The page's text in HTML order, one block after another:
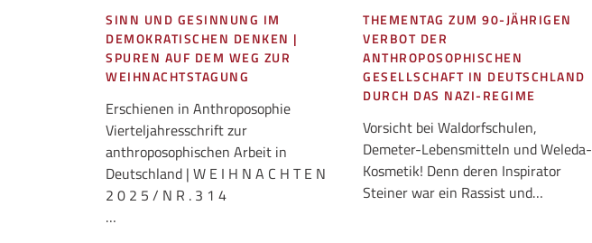
SINN UND GESINNUNG IM
DEMOKRATISCHEN DENKEN |
SPUREN AUF DEM WEG ZUR
WEIHNACHTSTAGUNG
Erschienen in Anthroposophie
Vierteljahresschrift zur
anthroposophischen Arbeit in
Deutschland | W E I H N A C H T E N
2 0 2 5 / N R . 3 1 4
…
THEMENTAG ZUM 90-JÄHRIGEN
VERBOT DER
ANTHROPOSOPHISCHEN
GESELLSCHAFT IN DEUTSCHLAND
DURCH DAS NAZI-REGIME
Vorsicht bei Waldorfschulen,
Demeter-Lebensmitteln und Weleda-
Kosmetik! Denn deren Inspirator
Steiner war ein Rassist und…